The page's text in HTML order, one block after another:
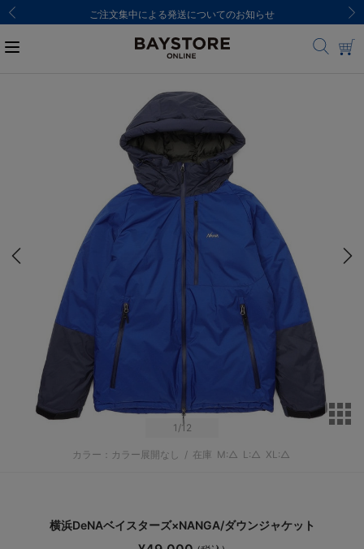
ご注文集中による発送についてのお知らせ
1 /12
カラー：カラー展開なし / 在庫 M:△ L:△ XL:△
横浜DeNAベイスターズ×NANGA/ダウンジャケット